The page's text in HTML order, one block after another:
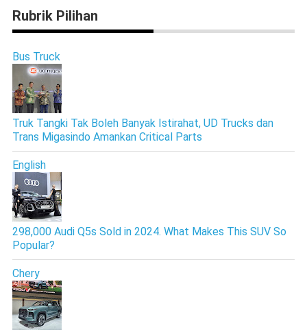
Rubrik Pilihan
Bus Truck
Truk Tangki Tak Boleh Banyak Istirahat, UD Trucks dan
Trans Migasindo Amankan Critical Parts
English
298,000 Audi Q5s Sold in 2024. What Makes This SUV So
Popular?
Chery